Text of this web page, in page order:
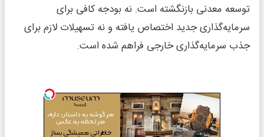
توسعه معدنی بازنگشته است. نه بودجه کافی برای
سرمایه‌گذاری جدید اختصاص یافته و نه تسهیلات لازم برای
جذب سرمایه‌گذاری خارجی فراهم شده است.